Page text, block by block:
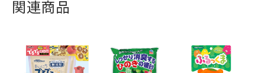
関連商品